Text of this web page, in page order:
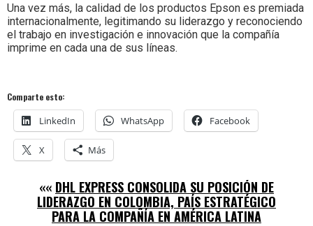
Una vez más, la calidad de los productos Epson es premiada
internacionalmente, legitimando su liderazgo y reconociendo
el trabajo en investigación e innovación que la compañía
imprime en cada una de sus líneas.
Comparte esto:
LinkedIn WhatsApp Facebook
X Más
«« DHL EXPRESS CONSOLIDA SU POSICIÓN DE
LIDERAZGO EN COLOMBIA, PAÍS ESTRATÉGICO
PARA LA COMPAÑÍA EN AMÉRICA LATINA